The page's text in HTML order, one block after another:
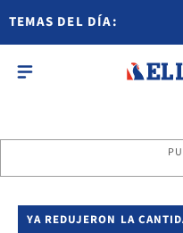
TEMAS DEL DÍA:
YA REDUJERON LA